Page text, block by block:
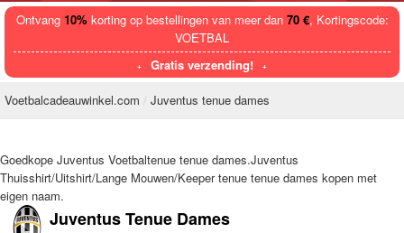
Ontvang 10%korting op bestellingen van meer dan 70 €, Kortingscode:
VOETBAL
Gratis verzending!
Voetbalcadeauwinkel.com Juventus tenue dames
Goedkope Juventus Voetbaltenue tenue dames.Juventus
Thuisshirt/Uitshirt/Lange Mouwen/Keeper tenue tenue dames kopen met
eigen naam.
Juventus Tenue Dames